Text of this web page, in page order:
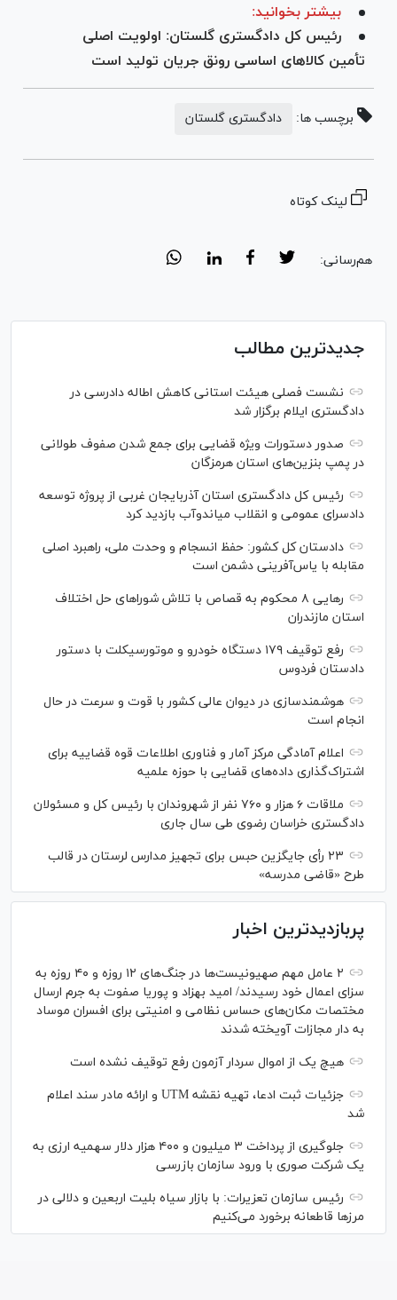
بیشتر بخوانید:
رئیس کل دادگستری گلستان: اولویت اصلی
تأمین کالا‌های اساسی رونق جریان تولید است
برچسب ها: دادگستری گلستان
لینک کوتاه
هم‌رسانی:
جدیدترین مطالب
نشست فصلی هیئت استانی کاهش اطاله دادرسی در
دادگستری ایلام برگزار شد
صدور دستورات ویژه قضایی برای جمع شدن صفوف طولانی
در پمپ بنزین‌های استان هرمزگان
رئیس کل دادگستری استان آذربایجان غربی از پروژه توسعه
دادسرای عمومی و انقلاب میاندوآب بازدید کرد
دادستان کل کشور: حفظ انسجام و وحدت ملی، راهبرد اصلی
مقابله با یاس‌آفرینی دشمن است
رهایی ۸ محکوم به قصاص با تلاش شورا‌های حل اختلاف
استان مازندران
رفع توقیف ۱۷۹ دستگاه خودرو و موتورسیکلت با دستور
دادستان فردوس
هوشمندسازی در دیوان عالی کشور با قوت و سرعت در حال
انجام است
اعلام آمادگی مرکز آمار و فناوری اطلاعات قوه قضاییه برای
اشتراک‌گذاری داده‌های قضایی با حوزه علمیه
ملاقات ۶ هزار و ۷۶۰ نفر از شهروندان با رئیس کل و مسئولان
دادگستری خراسان رضوی طی سال جاری
۲۳ رأی جایگزین حبس برای تجهیز مدارس لرستان در قالب
طرح «قاضی مدرسه»
پربازدیدترین اخبار
۲ عامل مهم صهیونیست‌ها در جنگ‌های ۱۲ روزه و ۴۰ روزه به
سزای اعمال خود رسیدند/ امید بهزاد و پوریا صفوت به جرم ارسال
مختصات مکان‌های حساس نظامی و امنیتی برای افسران موساد
به دار مجازات آویخته شدند
هیچ یک از اموال سردار آزمون رفع توقیف نشده است
جزئیات ثبت ادعا، تهیه نقشه UTM و ارائه مادر سند اعلام
شد
جلوگیری از پرداخت ۳ میلیون و ۴۰۰ هزار دلار سهمیه ارزی به
یک شرکت صوری با ورود سازمان بازرسی
رئیس سازمان تعزیرات: با بازار سیاه بلیت اربعین و دلالی در
مرز‌ها قاطعانه برخورد می‌کنیم